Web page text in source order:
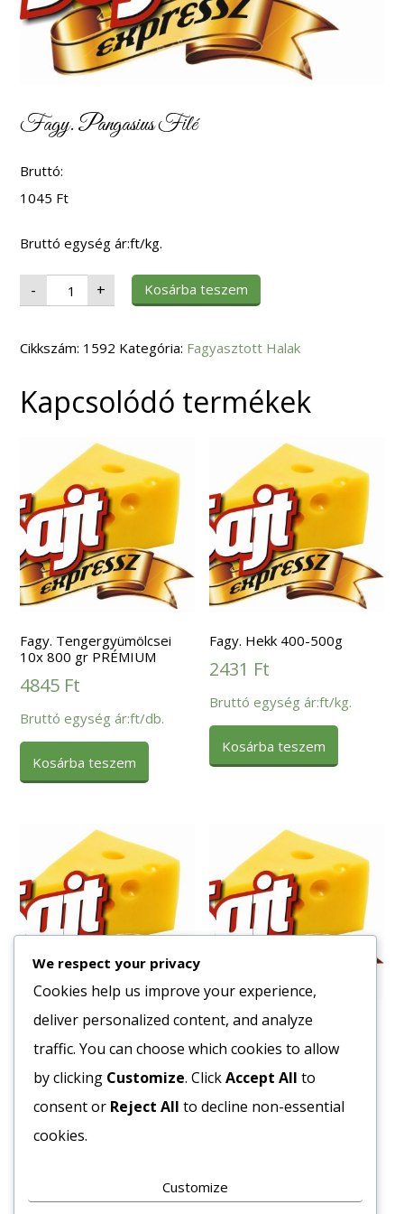
Fagy. Pangasius Filé
Bruttó:
1045 Ft
Bruttó egység ár:ft/kg.
- Fagy.
Pangasius
Filé
+ Kosárba teszem
Cikkszám: 1592 Kategória: Fagyasztott Halak
Kapcsolódó termékek
Fagy. Tengergyümölcsei
10x 800 gr PRÉMIUM
4845 Ft
Bruttó egység ár:ft/db.
Kosárba teszem
Fagy. Hekk 400-500g
2431 Ft
Bruttó egység ár:ft/kg.
Kosárba teszem
Fagy. Pangasius Filé White
170gr-220 g 20%
1965Ft
Bruttó egység ár:ft/kg.
Fagy. Tilápiafilé
3829Ft
Bruttó egység ár:ft/kg.
We respect your privacy
Cookies help us improve your experience,
deliver personalized content, and analyze
traffic. You can choose which cookies to allow
by clicking Customize. ClickAccept All to
consent or Reject All to decline non-essential
cookies.
Customize